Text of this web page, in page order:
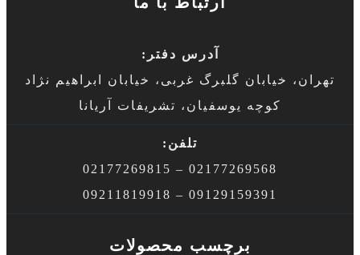
آدرس دفتر:
تهران، خیابان گلبرگ غربی، خیابان ابراهیم نژاد
کوچه یوسفیان، تشریفات آریانا
تلفن:
02177269568 – 02177269815
09129159391 – 09211819918
برچسب محصولات